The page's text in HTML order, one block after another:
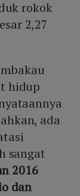
rokok
2,27
hidup
ada
sangat
2016
dan